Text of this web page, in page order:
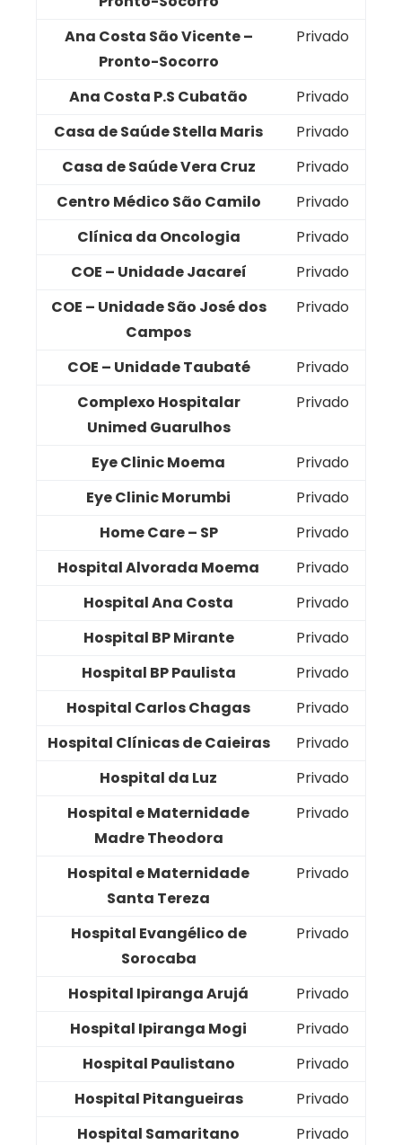
Ana Costa São Vicente –
Pronto-Socorro
Privado
Ana Costa P.S Cubatão
Privado
Casa de Saúde Stella Maris
Privado
Casa de Saúde Vera Cruz
Privado
Centro Médico São Camilo
Privado
Clínica da Oncologia
Privado
COE – Unidade Jacareí
Privado
COE – Unidade São José dos
Campos
Privado
COE – Unidade Taubaté
Privado
Complexo Hospitalar
Unimed Guarulhos
Privado
Eye Clinic Moema
Privado
Eye Clinic Morumbi
Privado
Home Care – SP
Privado
Hospital Alvorada Moema
Privado
Hospital Ana Costa
Privado
Hospital BP Mirante
Privado
Hospital BP Paulista
Privado
Hospital Carlos Chagas
Privado
Hospital Clínicas de Caieiras
Privado
Hospital da Luz
Privado
Hospital e Maternidade
Madre Theodora
Privado
Hospital e Maternidade
Santa Tereza
Privado
Hospital Evangélico de
Sorocaba
Privado
Hospital Ipiranga Arujá
Privado
Hospital Ipiranga Mogi
Privado
Hospital Paulistano
Privado
Hospital Pitangueiras
Privado
Hospital Samaritano
Privado